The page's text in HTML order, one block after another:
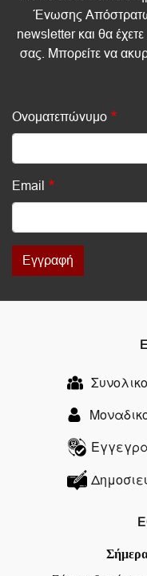
Ένωσης
newsletter και θα έχετε
σας. Μπορείτε να
Ονοματεπώνυμο
Email
Εγγραφή